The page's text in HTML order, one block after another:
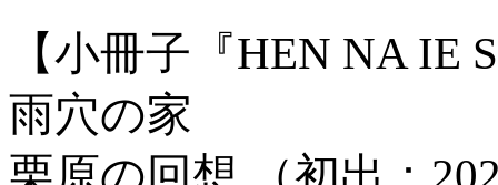
【小冊子『HEN NA IE
雨穴の家